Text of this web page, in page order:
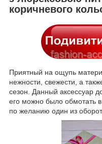
коричневого
Приятный на ощупь
нежности, свежести, а
сезон. Данный аксессуар
его можно было обмотать
по желанию один из